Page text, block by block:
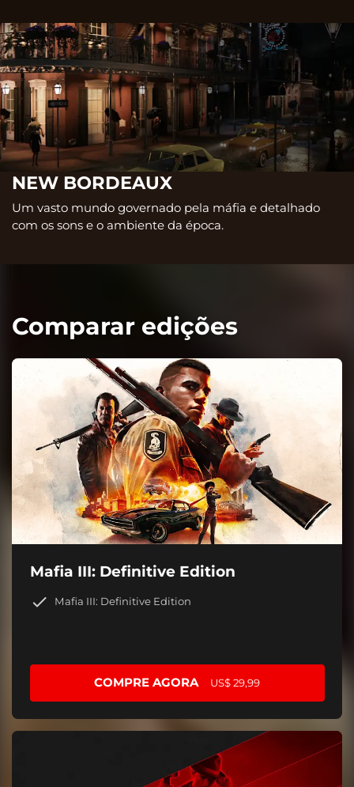
NEW BORDEAUX
Um vasto mundo governado pela máfia e detalhado
com os sons e o ambiente da época.
Comparar edições
Mafia III: Definitive Edition
Mafia III: Definitive Edition
COMPRE AGORA US$ 29,99